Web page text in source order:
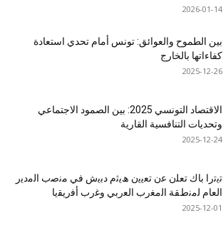
2026-01-14
بين الطموح والعوائق: تونس أمام تحدي استعادة
كفاءاتها بالخارج
2025-12-26
الاقتصاد التونسي 2025: بين الصمود الاجتماعي
وتحديات التنافسية القارية
2025-12-24
ﺗﯾﺗرا ﺑﺎك ﺗﻌﻠن ﻋن ﺗﻌﯾﯾن ھﯾﺛم دﺑﯾش ﻓﻲ ﻣﻧﺻب اﻟﻣدﯾر
اﻟﻌﺎم ﻟﻣﻧطﻘﺔ اﻟﻣﻐرب اﻟﻌرﺑﻲ وﻏرب أﻓرﯾﻘﯾﺎ
2025-12-01